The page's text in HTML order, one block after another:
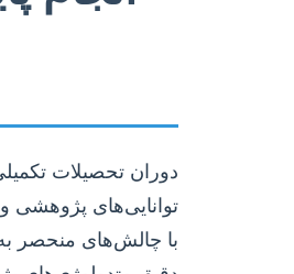
دوران تحصیلات
توانایی‌های پژوهشی
با چالش‌های منحصر